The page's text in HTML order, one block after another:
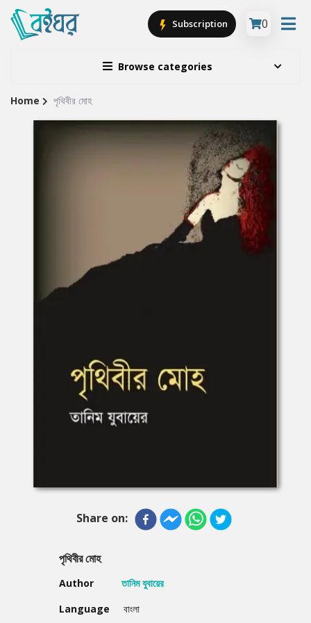
Browse categories
Subscription 0
Site
Breadcrumb
Home পৃথিবীর মোহ
Share on:
পৃথিবীর মোহ
Author
তানিম যুবায়ের
Language
বাংলা